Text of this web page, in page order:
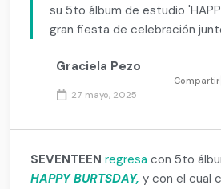
su 5to álbum de estudio
gran fiesta de celebración
Graciela Pezo
27 mayo, 2025
Compartir
SEVENTEENregresa con 5to
HAPPY BURTSDAY, y con el cual